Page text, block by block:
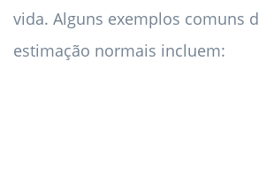
vida. Alguns exemplos comuns
estimação normais incluem: